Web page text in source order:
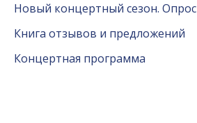
Новый концертный сезон. Опрос
Книга отзывов и предложений
Концертная программа